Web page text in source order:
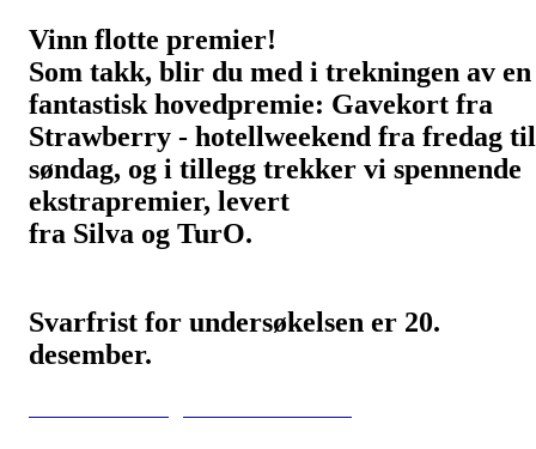
Vinn flotte premier!
Som takk, blir du med i trekningen av en
fantastisk hovedpremie: Gavekort fra
Strawberry - hotellweekend fra fredag til
søndag, og i tillegg trekker vi spennende
ekstrapremier, levert
fra Silva og TurO.
Svarfrist for undersøkelsen er 20.
desember.